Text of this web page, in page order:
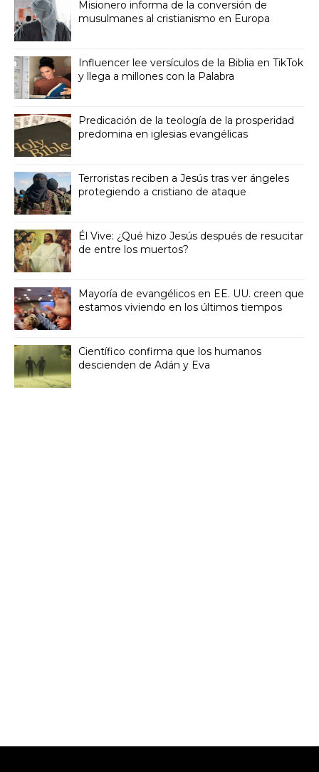
Misionero informa de la conversión de
musulmanes al cristianismo en Europa
Influencer lee versículos de la Biblia en TikTok
y llega a millones con la Palabra
Predicación de la teología de la prosperidad
predomina en iglesias evangélicas
Terroristas reciben a Jesús tras ver ángeles
protegiendo a cristiano de ataque
Él Vive: ¿Qué hizo Jesús después de resucitar
de entre los muertos?
Mayoría de evangélicos en EE. UU. creen que
estamos viviendo en los últimos tiempos
Científico confirma que los humanos
descienden de Adán y Eva